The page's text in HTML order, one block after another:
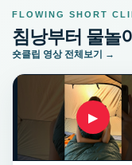
FLOWING SHORT
침낭부터 물놀
숏클립 영상 전체보기 →
▶